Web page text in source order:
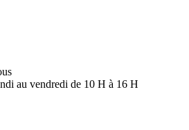
au vendredi de 10 H à 16 H